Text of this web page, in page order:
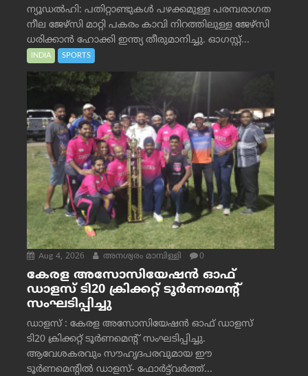
ന്യൂഡൽഹി: പതിറ്റാണ്ടുകൾ പഴക്കമുള്ള പരമ്പരാഗത
നീല ജേഴ്‌സി മാറ്റി പകരം കാവി നിറത്തിലുള്ള ജേഴ്‌സി
ധരിക്കാൻ ഹോക്കി ഇന്ത്യ തീരുമാനിച്ചു. ഓഗസ്റ്റ്...
INDIA SPORTS
Aug 4, 2026 അനശ്വരം മാമ്പിള്ളി 0
കേരള അസോസിയേഷൻ ഓഫ്
ഡാളസ് ടി20 ക്രിക്കറ്റ് ടൂർണമെന്റ്
സംഘടിപ്പിച്ചു
ഡാളസ് : കേരള അസോസിയേഷൻ ഓഫ് ഡാളസ്
ടി20 ക്രിക്കറ്റ് ടൂർണമെന്റ് സംഘടിപ്പിച്ചു.
ആവേശകരവും സൗഹൃദപരവുമായ ഈ
ടൂർണമെന്റിൽ ഡാളസ്- ഫോർട്ട്‌വര്‍ത്ത്...